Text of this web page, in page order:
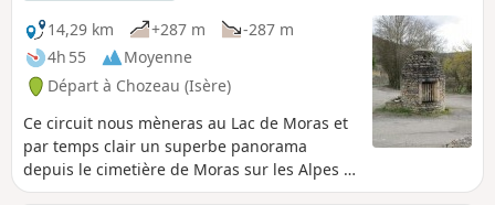
14,29 km
+287 m
-287 m
4h 55
Moyenne
Départ à Chozeau (Isère)
Ce circuit nous mèneras au Lac de Moras et
par temps clair un superbe panorama
depuis le cimetière de Moras sur les Alpes et
le lac.